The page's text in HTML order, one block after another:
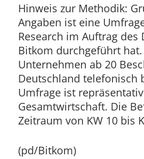
Hinweis zur Methodik:
Angaben ist eine
Research im Auftrag des
Bitkom durchgeführt
Unternehmen ab 20
Deutschland telefonisch
Umfrage ist
Gesamtwirtschaft. Die
Zeitraum von KW 10 bis
(pd/Bitkom)